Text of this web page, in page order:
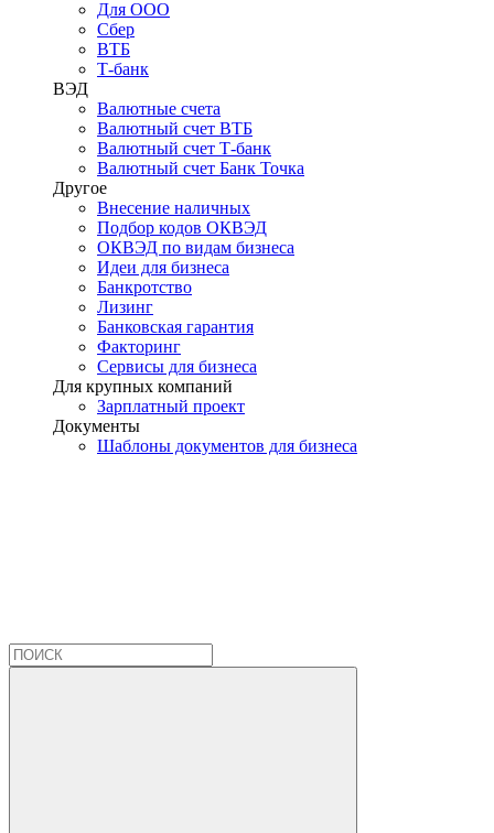
Для ООО
Сбер
ВТБ
Т-банк
ВЭД
Валютные счета
Валютный счет ВТБ
Валютный счет Т-банк
Валютный счет Банк Точка
Другое
Внесение наличных
Подбор кодов ОКВЭД
ОКВЭД по видам бизнеса
Идеи для бизнеса
Банкротство
Лизинг
Банковская гарантия
Факторинг
Сервисы для бизнеса
Для крупных компаний
Зарплатный проект
Документы
Шаблоны документов для бизнеса